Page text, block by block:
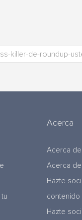
Acerca
Acerca de
Acerca
Hazte
contenido
Hazte